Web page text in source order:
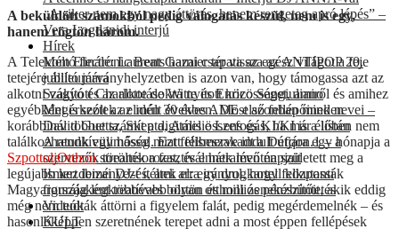
„A siker nem egy nagy áttörés, hanem rengeteg apró lépés” –
Vera Logdanidi interjú
Hírek
Méltó finálé: Laurent Garnier tér vissza az ANTIPOP 20.
jubileumára
Szakított Charlotte de Witte és Enrico Sangiuliano
Megérkeztek az idén 30 éves ADE első fellépőinek nevei –
David Guetta, Skepta, Amelie Lens és KI/KI is a listán
A rendkívüli hőség miatt félbeszakadt a Defqon.1 – a
szervezők törölték a fesztivál hátralévő napjait
Ismert ibizai DJ-t ítéltek el: egy drogkartell központi
figurájaként többéves börtön és milliós pénzbüntetés
Videók
KULT
A beküldött számokból pedig válogatás készül, nem is egy,
hanem rögtön három.
A Telekom Electronic Beats hazai csapata az egész világot a feje
tetejére állító járványhelyzetben is azon van, hogy támogassa azt az
alkotni vágyó és az alkotásokra nyitott közösséget, amiről és amihez
egyébként is szólt az elmúlt években. Most azonban minden
korábbinál többet számít a digitális összefogás, ha már élőben nem
találkozhatunk egymással. Ezt felismerve indult útjára egy hónapja a
SzpottoljOtthonstreamsorozat, és ennek mentén született meg a
legújabb kezdeményezés, ami arra irányul, hogy felkutassák
Magyarország legkreatívabb olyan otthoni zenekészítőit, akik eddig
még nem tudták áttörni a figyelem falát, pedig megérdemelnék – és
hasonlóképpen szeretnének terepet adni a most éppen fellépések